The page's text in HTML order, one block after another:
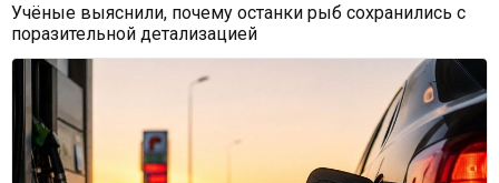
Учёные выяснили, почему останки рыб сохранились с
поразительной детализацией